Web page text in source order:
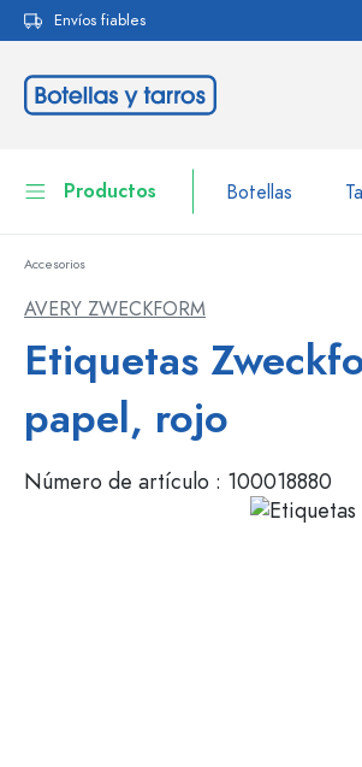
Saltar a la navegación
Envíos fiables
Productos Botellas
Vajilla
Accesorios
AVERY ZWECKFORM
Etiquetas
papel, rojo
Número de artículo : 100018880